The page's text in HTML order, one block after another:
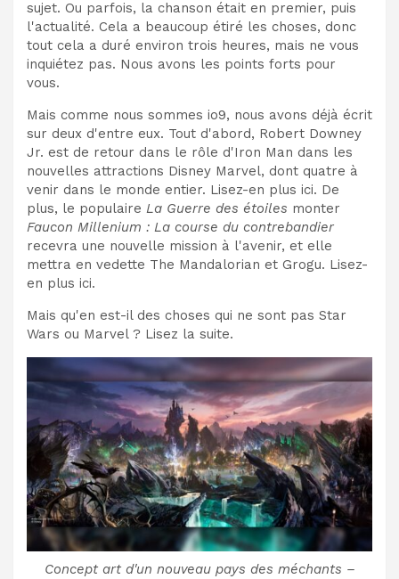
sujet. Ou parfois, la chanson était en premier, puis
l'actualité. Cela a beaucoup étiré les choses, donc
tout cela a duré environ trois heures, mais ne vous
inquiétez pas. Nous avons les points forts pour
vous.
Mais comme nous sommes io9, nous avons déjà écrit
sur deux d'entre eux. Tout d'abord, Robert Downey
Jr. est de retour dans le rôle d'Iron Man dans les
nouvelles attractions Disney Marvel, dont quatre à
venir dans le monde entier. Lisez-en plus ici. De
plus, le populaire La Guerre des étoiles monter
Faucon Millenium : La course du contrebandier
recevra une nouvelle mission à l'avenir, et elle
mettra en vedette The Mandalorian et Grogu. Lisez-
en plus ici.
Mais qu'en est-il des choses qui ne sont pas Star
Wars ou Marvel ? Lisez la suite.
Concept art d'un nouveau pays des méchants –